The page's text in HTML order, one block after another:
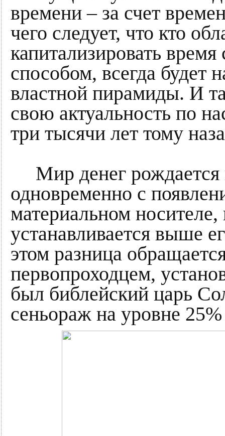
времени – за счет
чего следует, что кто
капитализировать
способом, всегда будет
властной пирамиды. И
свою актуальность по
три тысячи лет тому
Мир денег рождается
одновременно с
материальном
устанавливается выше
этом разница
первопроходцем,
был библейский царь
сеньораж на уровне